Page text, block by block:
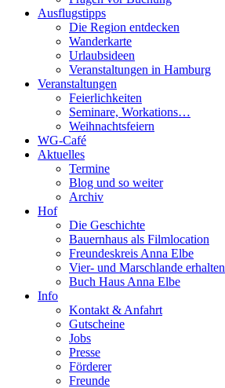
Ausflugstipps
Die Region entdecken
Wanderkarte
Urlaubsideen
Veranstaltungen in Hamburg
Veranstaltungen
Feierlichkeiten
Seminare, Workations…
Weihnachtsfeiern
WG-Café
Aktuelles
Termine
Blog und so weiter
Archiv
Hof
Die Geschichte
Bauernhaus als Filmlocation
Freundeskreis Anna Elbe
Vier- und Marschlande erhalten
Buch Haus Anna Elbe
Info
Kontakt & Anfahrt
Gutscheine
Jobs
Presse
Förderer
Freunde